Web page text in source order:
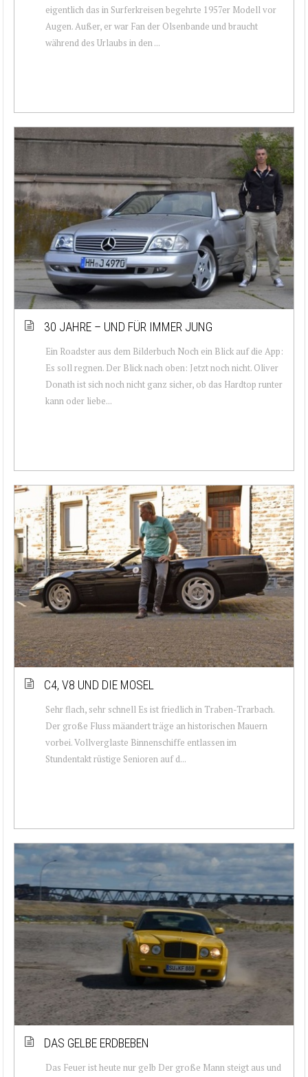
eigentlich das in Surferkreisen begehrte 1957er Modell vor
Augen. Außer, er war Fan der Olsenbande und braucht
während des Urlaubs in den ...
30 JAHRE – UND FÜR IMMER JUNG
Ein Roadster aus dem Bilderbuch Noch ein Blick auf die App:
Es soll regnen. Der Blick nach oben: Jetzt noch nicht. Oliver
Donath ist sich noch nicht ganz sicher, ob das Hardtop runter
kann oder liebe...
C4, V8 UND DIE MOSEL
Sehr flach, sehr schnell Es ist friedlich in Traben-Trarbach.
Der große Fluss mäandert träge an historischen Mauern
vorbei. Vollverglaste Binnenschiffe entlassen im
Stundentakt rüstige Senioren auf d...
DAS GELBE ERDBEBEN
Das Feuer ist heute nur gelb Der große Mann steigt aus und